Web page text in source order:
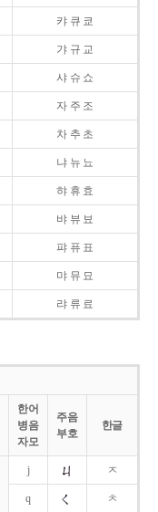
캬 큐 쿄
갸 규 교
샤 슈 쇼
자 주 조
차 추 초
냐 뉴 뇨
햐 휴 효
뱌 뷰 뵤
퍄 퓨 표
먀 뮤 묘
랴 류 료
한어
병음
자모
주음
부호
한글
j ㅈ
q ㅊ